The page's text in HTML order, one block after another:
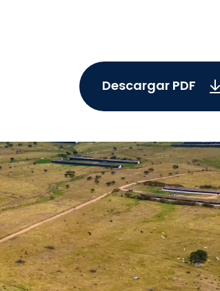
Descargar PDF